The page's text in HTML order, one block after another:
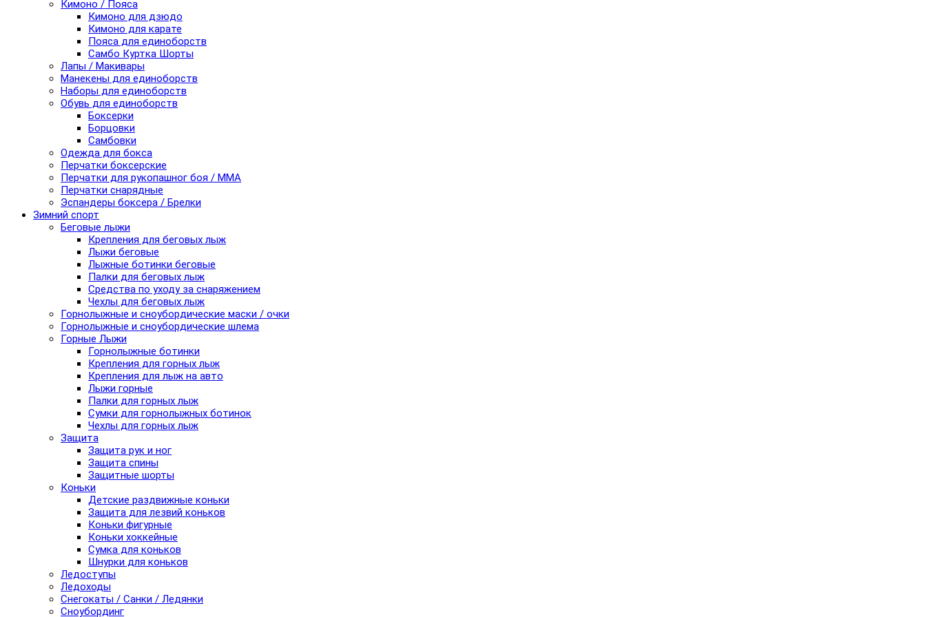
Кимоно / Пояса
Кимоно для дзюдо
Кимоно для карате
Пояса для единоборств
Самбо Куртка Шорты
Лапы / Макивары
Манекены для единоборств
Наборы для единоборств
Обувь для единоборств
Боксерки
Борцовки
Самбовки
Одежда для бокса
Перчатки боксерские
Перчатки для рукопашног боя / ММА
Перчатки снарядные
Эспандеры боксера / Брелки
Зимний спорт
Беговые лыжи
Крепления для беговых лыж
Лыжи беговые
Лыжные ботинки беговые
Палки для беговых лыж
Средства по уходу за снаряжением
Чехлы для беговых лыж
Горнолыжные и сноубордические маски / очки
Горнолыжные и сноубордические шлема
Горные Лыжи
Горнолыжные ботинки
Крепления для горных лыж
Крепления для лыж на авто
Лыжи горные
Палки для горных лыж
Сумки для горнолыжных ботинок
Чехлы для горных лыж
Защита
Защита рук и ног
Защита спины
Защитные шорты
Коньки
Детские раздвижные коньки
Защита для лезвий коньков
Коньки фигурные
Коньки хоккейные
Сумка для коньков
Шнурки для коньков
Ледоступы
Ледоходы
Снегокаты / Санки / Ледянки
Сноубординг